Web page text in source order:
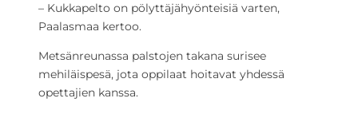
– Kukkapelto on pölyttäjähyönteisiä varten,
Paalasmaa kertoo.
Metsänreunassa palstojen takana surisee
mehiläispesä, jota oppilaat hoitavat yhdessä
opettajien kanssa.